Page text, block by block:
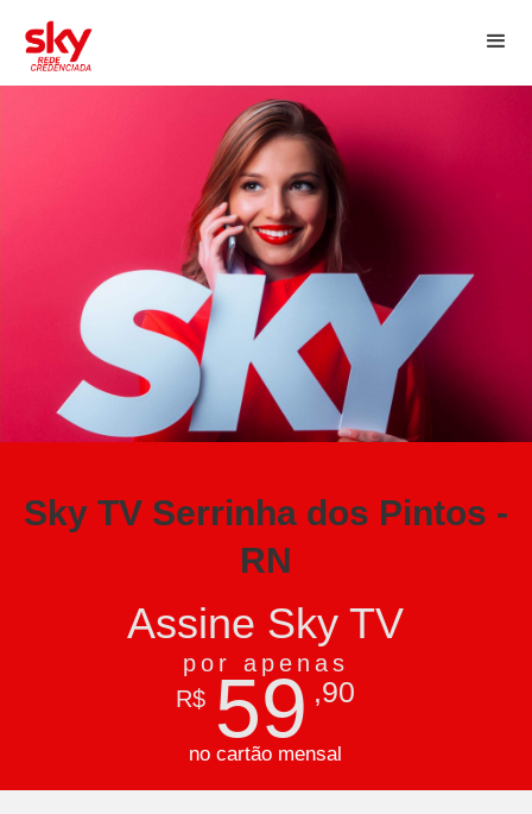
Sky TV Serrinha dos Pintos -
RN
Assine Sky TV
por apenas
R$ 59 ,90
no cartão mensal